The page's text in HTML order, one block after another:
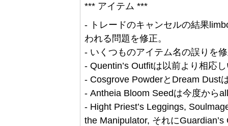
*** アイテム ***
- トレードのキャンセルの結果
われる問題を修正。
- いくつものアイテム名の誤りを
- Quentin’s Outfitは以前より相応
- Cosgrove PowderとDream Dust
- Antheia Bloom Seedは今度から
- Hight Priest’s Leggings,
the Manipulator, それに